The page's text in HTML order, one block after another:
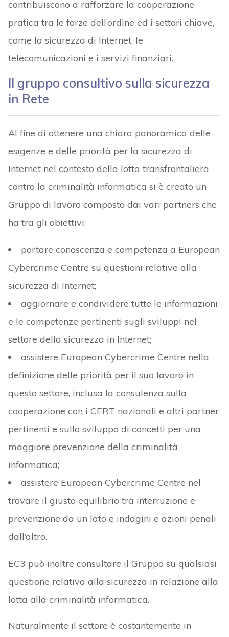
contribuiscono a rafforzare la cooperazione
pratica tra le forze dell’ordine ed i settori chiave,
come la sicurezza di Internet, le
telecomunicazioni e i servizi finanziari.
Il gruppo consultivo sulla sicurezza
in Rete
Al fine di ottenere una chiara panoramica delle
esigenze e delle priorità per la sicurezza di
Internet nel contesto della lotta transfrontaliera
contro la criminalità informatica si è creato un
Gruppo di lavoro composto dai vari partners che
ha tra gli obiettivi:
portare conoscenza e competenza a European
Cybercrime Centre su questioni relative alla
sicurezza di Internet;
aggiornare e condividere tutte le informazioni
e le competenze pertinenti sugli sviluppi nel
settore della sicurezza in Internet;
assistere European Cybercrime Centre nella
definizione delle priorità per il suo lavoro in
questo settore, inclusa la consulenza sulla
cooperazione con i CERT nazionali e altri partner
pertinenti e sullo sviluppo di concetti per una
maggiore prevenzione della criminalità
informatica;
assistere European Cybercrime Centre nel
trovare il giusto equilibrio tra interruzione e
prevenzione da un lato e indagini e azioni penali
dall’altro.
EC3 può inoltre consultare il Gruppo su qualsiasi
questione relativa alla sicurezza in relazione alla
lotta alla criminalità informatica.
Naturalmente il settore è costantemente in